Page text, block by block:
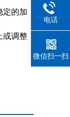
定的加
或调整
电话
微信扫一扫